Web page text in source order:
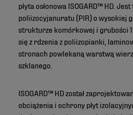
płyta osłonowa ISOGARD™ HD.
poliizocyjanuratu (PIR) o wysokiej
strukturze komórkowej i grubości
się z rdzenia z poliizopianki,
stronach powlekaną warstwą
szklanego.
ISOGARD™ HD został
obciążenia i ochrony płyt